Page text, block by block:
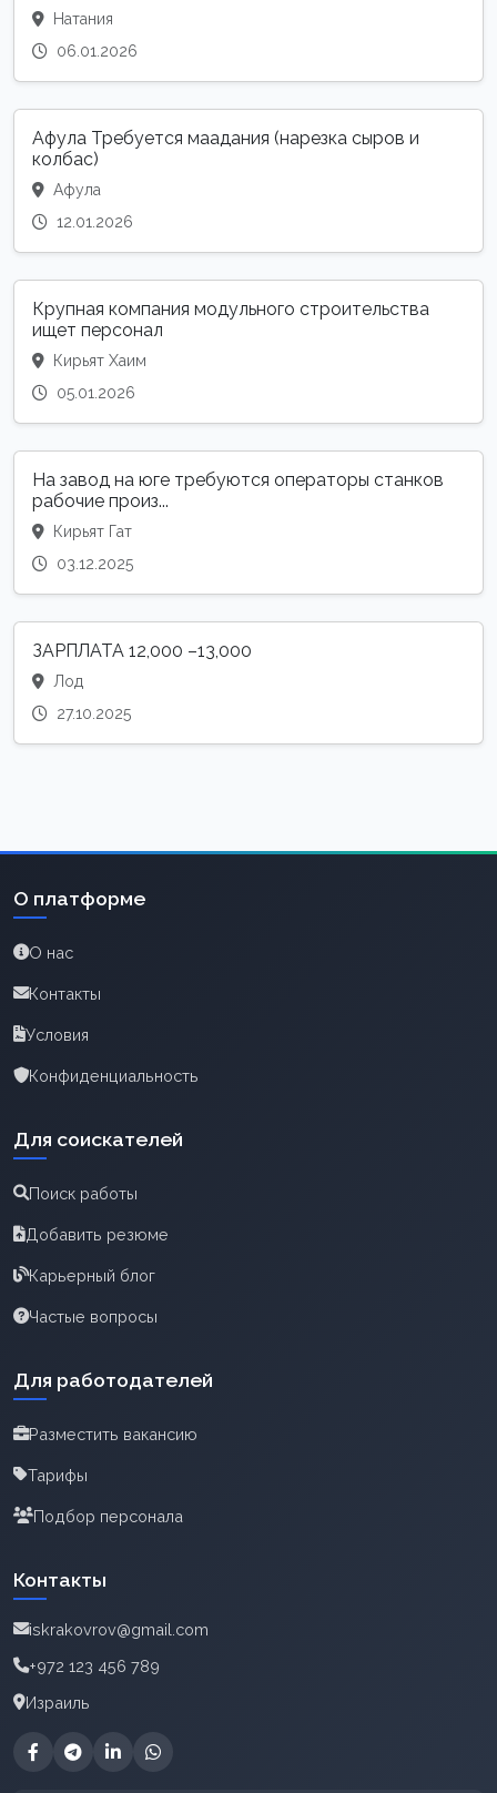
Натания
06.01.2026
Афула Требуется маадания (нарезка сыров и
колбас)
Афула
12.01.2026
Крупная компания модульного строительства
ищет персонал
Кирьят Хаим
05.01.2026
На завод на юге требуются операторы станков
рабочие произ...
Кирьят Гат
03.12.2025
ЗАРПЛАТА 12,000 –13,000
Лод
27.10.2025
О платформе
О нас
Контакты
Условия
Конфиденциальность
Для соискателей
Поиск работы
Добавить резюме
Карьерный блог
Частые вопросы
Для работодателей
Разместить вакансию
Тарифы
Подбор персонала
Контакты
iskrakovrov@gmail.com
+972 123 456 789
Израиль